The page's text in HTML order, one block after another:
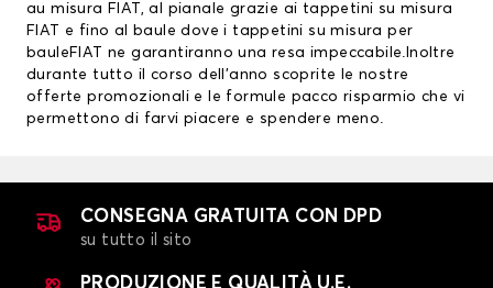
au misura FIAT , al pianale grazie ai tappetini su misura
FIAT
e fino al baule dove i tappetini su misura per
bauleFIAT ne garantiranno una resa impeccabile.Inoltre
durante tutto il corso dell’anno scoprite le nostre
offerte promozionali e le formule pacco risparmio che vi
permettono di farvi piacere e spendere meno.
CONSEGNA GRATUITA CON DPD
su tutto il sito